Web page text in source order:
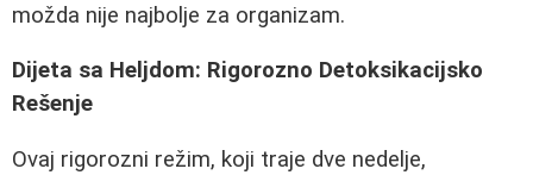
možda nije najbolje za organizam.
Dijeta sa Heljdom: Rigorozno Detoksikacijsko
Rešenje
Ovaj rigorozni režim, koji traje dve nedelje,